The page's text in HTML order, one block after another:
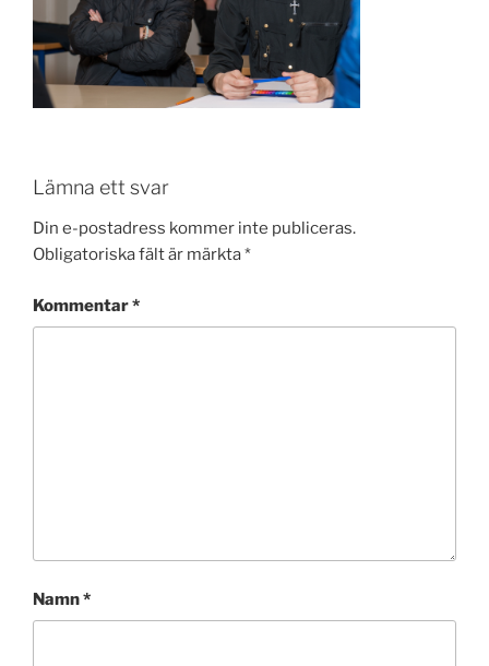
Lämna ett svar
Din e-postadress kommer inte publiceras.
Obligatoriska fält är märkta*
Kommentar*
Namn*